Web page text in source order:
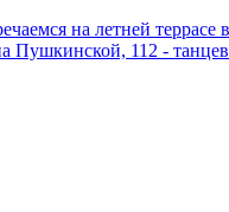
на летней террасе
Пушкинской, 112 -